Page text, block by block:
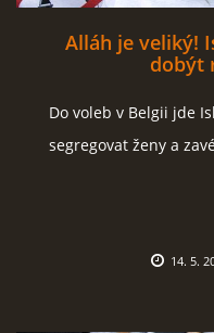
Alláh je veliký!
dobýt
Do voleb v Belgii jde
segregovat ženy a
14. 5.